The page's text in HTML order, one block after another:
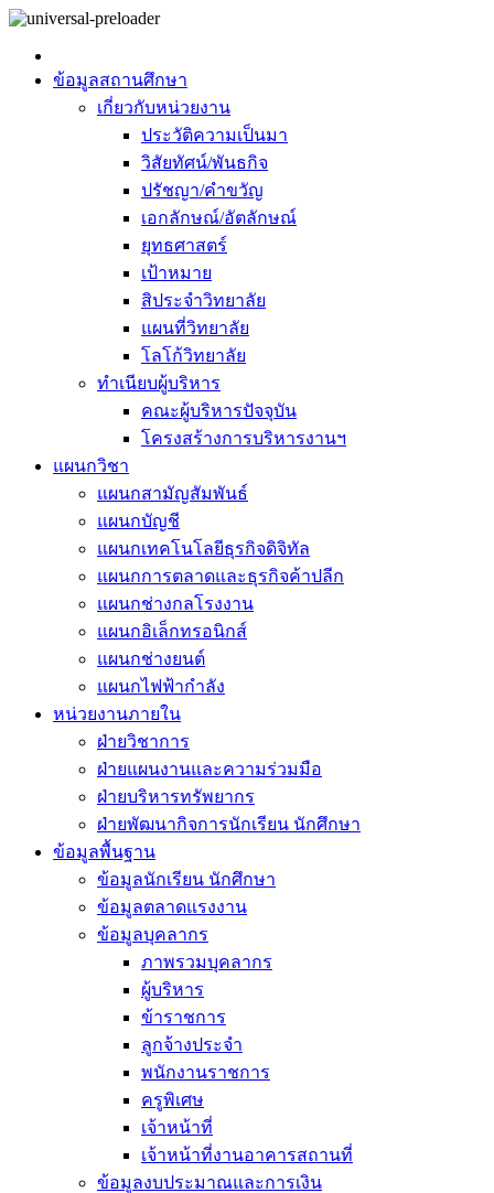
ข้อมูลสถานศึกษา
เกี่ยวกับหน่วยงาน
ประวัติความเป็นมา
วิสัยทัศน์/พันธกิจ
ปรัชญา/คำขวัญ
เอกลักษณ์/อัตลักษณ์
ยุทธศาสตร์
เป้าหมาย
สิประจำวิทยาลัย
แผนที่วิทยาลัย
โลโก้วิทยาลัย
ทำเนียบผู้บริหาร
คณะผู้บริหารปัจจุบัน
โครงสร้างการบริหารงานฯ
แผนกวิชา
แผนกสามัญสัมพันธ์
แผนกบัญชี
แผนกเทคโนโลยีธุรกิจดิจิทัล
แผนกการตลาดและธุรกิจค้าปลีก
แผนกช่างกลโรงงาน
แผนกอิเล็กทรอนิกส์
แผนกช่างยนต์
แผนกไฟฟ้ากำลัง
หน่วยงานภายใน
ฝ่ายวิชาการ
ฝ่ายแผนงานและความร่วมมือ
ฝ่ายบริหารทรัพยากร
ฝ่ายพัฒนากิจการนักเรียน นักศึกษา
ข้อมูลพื้นฐาน
ข้อมูลนักเรียน นักศึกษา
ข้อมูลตลาดแรงงาน
ข้อมูลบุคลากร
ภาพรวมบุคลากร
ผู้บริหาร
ข้าราชการ
ลูกจ้างประจำ
พนักงานราชการ
ครูพิเศษ
เจ้าหน้าที่
เจ้าหน้าที่งานอาคารสถานที่
ข้อมูลงบประมาณและการเงิน